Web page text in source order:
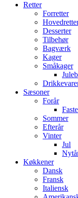
Retter
Forretter
Desserter
Tilbehør
Bagværk
Kager
Småkager
Sæsoner
Forår
Sommer
Efterår
Vinter
Jul
Køkkener
Dansk
Fransk
Italiensk